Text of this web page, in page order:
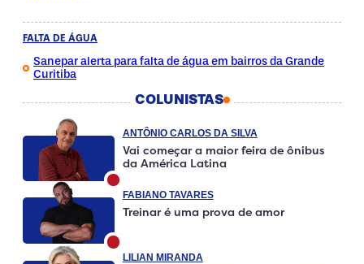
FALTA DE ÁGUA
Sanepar alerta para falta de água em bairros da Grande
Curitiba
COLUNISTAS
ANTÔNIO CARLOS DA SILVA
Vai começar a maior feira de ônibus
da América Latina
FABIANO TAVARES
Treinar é uma prova de amor
LILIAN MIRANDA